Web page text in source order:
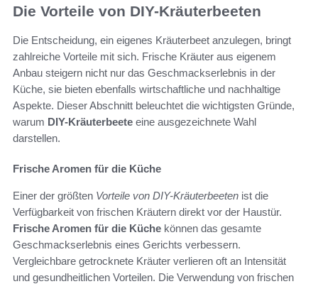
Die Vorteile von DIY-Kräuterbeeten
Die Entscheidung, ein eigenes Kräuterbeet anzulegen, bringt
zahlreiche Vorteile mit sich. Frische Kräuter aus eigenem
Anbau steigern nicht nur das Geschmackserlebnis in der
Küche, sie bieten ebenfalls wirtschaftliche und nachhaltige
Aspekte. Dieser Abschnitt beleuchtet die wichtigsten Gründe,
warum DIY-Kräuterbeete eine ausgezeichnete Wahl
darstellen.
Frische Aromen für die Küche
Einer der größten Vorteile von DIY-Kräuterbeeten ist die
Verfügbarkeit von frischen Kräutern direkt vor der Haustür.
Frische Aromen für die Küche können das gesamte
Geschmackserlebnis eines Gerichts verbessern.
Vergleichbare getrocknete Kräuter verlieren oft an Intensität
und gesundheitlichen Vorteilen. Die Verwendung von frischen